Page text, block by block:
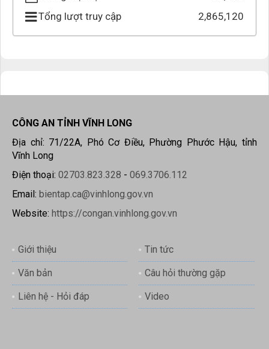
Tổng lượt truy cập
2,865,120
CÔNG AN TỈNH VĨNH LONG
Địa chỉ: 71/22A, Phó Cơ Điều, Phường Phước Hậu, tỉnh
Vĩnh Long
Điện thoại: 02703.823.328 - 069.3706.112
Email: bientap.ca@vinhlong.gov.vn
Website: https://congan.vinhlong.gov.vn
Giới thiệu Tin tức
Văn bản Câu hỏi thường gặp
Liên hệ - Hỏi đáp Video